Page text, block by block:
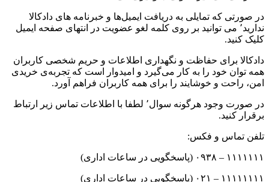
در صورتی که تمایلی به دریافت ایمیل‌ها و خبرنامه های دادکالا
ندارید٬ می توانید بر روی کلمه لغو عضویت در انتهای صفحه ایمیل
کلیک کنید.
دادکالا برای حفاظت و نگهداری اطلاعات و حریم شخصی کاربران
همه توان خود را به کار می‌گیرد و امیدوار است که تجربه‌ی خریدی
امن، راحت و خوشایند را برای همه کاربران فراهم آورد.
در صورت وجود هرگونه سوال٬ لطفا با اطلاعات تماس زیر ارتباط
برقرار کنید.
تلفن تماس و فکس:
۱۱۱۱۱۱۱ – ۰۹۳۸ (پاسخگویی در ساعات اداری)
۱۱۱۱۱۱۱۱ – ۰۲۱ (پاسخگویی در ساعات اداری)